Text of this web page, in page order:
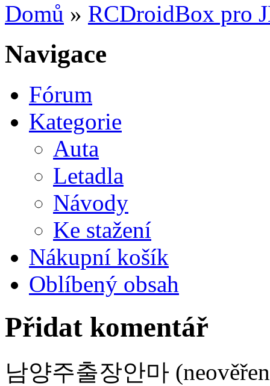
Domů » RCDroidBox pro
Navigace
Fórum
Kategorie
Auta
Letadla
Návody
Ke stažení
Nákupní košík
Oblíbený obsah
Přidat komentář
남양주출장안마